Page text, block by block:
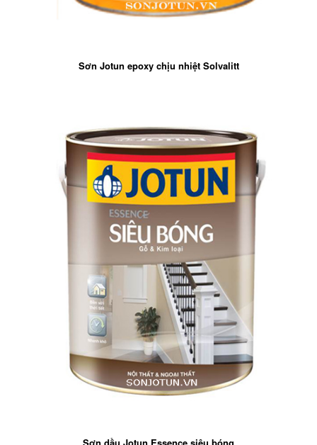
Sơn Jotun epoxy chịu nhiệt Solvalitt
Sơn dầu Jotun Essence siêu bóng